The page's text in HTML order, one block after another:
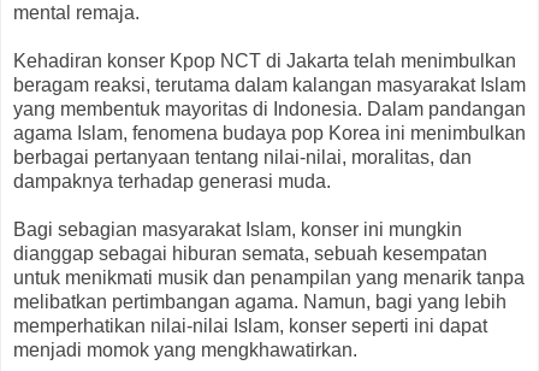
mental remaja.
Kehadiran konser Kpop NCT di Jakarta telah menimbulkan
beragam reaksi, terutama dalam kalangan masyarakat Islam
yang membentuk mayoritas di Indonesia. Dalam pandangan
agama Islam, fenomena budaya pop Korea ini menimbulkan
berbagai pertanyaan tentang nilai-nilai, moralitas, dan
dampaknya terhadap generasi muda.
Bagi sebagian masyarakat Islam, konser ini mungkin
dianggap sebagai hiburan semata, sebuah kesempatan
untuk menikmati musik dan penampilan yang menarik tanpa
melibatkan pertimbangan agama. Namun, bagi yang lebih
memperhatikan nilai-nilai Islam, konser seperti ini dapat
menjadi momok yang mengkhawatirkan.